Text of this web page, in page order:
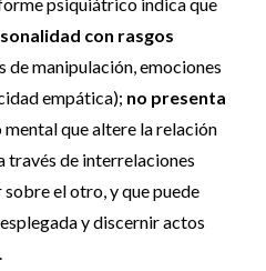
con rasgos
de manipulación, emociones
empática); no presenta
que altere la relación
través de interrelaciones
el otro, y que puede
y discernir actos